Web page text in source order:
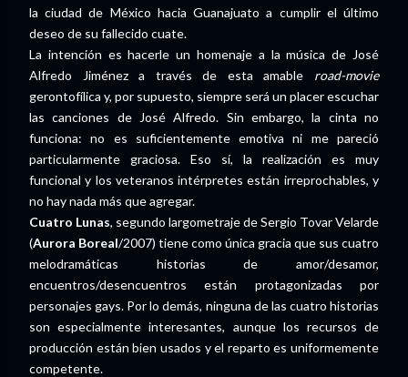
la ciudad de México hacia Guanajuato a cumplir el último
deseo de su fallecido cuate.
La intención es hacerle un homenaje a la música de José
Alfredo Jiménez a través de esta amable road-movie
gerontofílica y, por supuesto, siempre será un placer escuchar
las canciones de José Alfredo. Sin embargo, la cinta no
funciona: no es suficientemente emotiva ni me pareció
particularmente graciosa. Eso sí, la realización es muy
funcional y los veteranos intérpretes están irreprochables, y
no hay nada más que agregar.
Cuatro Lunas, segundo largometraje de Sergio Tovar Velarde
(Aurora Boreal/2007) tiene como única gracia que sus cuatro
melodramáticas historias de amor/desamor,
encuentros/desencuentros están protagonizadas por
personajes gays. Por lo demás, ninguna de las cuatro historias
son especialmente interesantes, aunque los recursos de
producción están bien usados y el reparto es uniformemente
competente.